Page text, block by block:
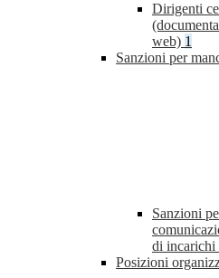
Dirigenti
web) 1
Sanzioni per
Sanzioni
di incarichi
Posizioni